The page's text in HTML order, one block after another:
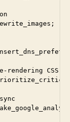
rendering CSS